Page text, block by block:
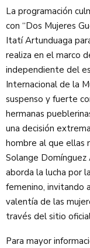
La programación
con “Dos Mujeres
Itatí Artunduaga
realiza en el marco
independiente del
Internacional de la
suspenso y fuerte
hermanas
una decisión
hombre al que ellas
Solange
aborda la lucha por
femenino, invitando
valentía de las
través del sitio
Para mayor